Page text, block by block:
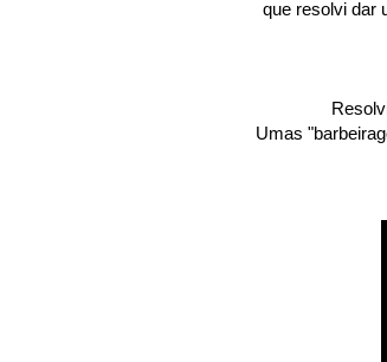
que resolvi dar
Umas